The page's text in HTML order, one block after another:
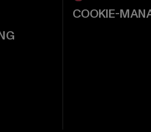
COOKIE-